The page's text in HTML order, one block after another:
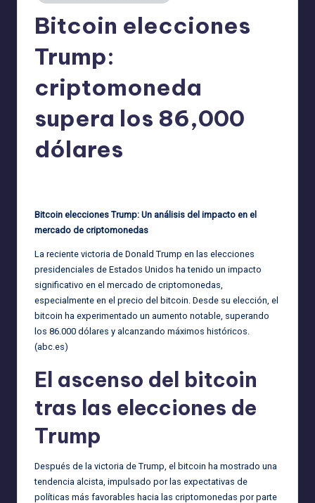
Bitcoin elecciones
Trump:
criptomoneda
supera los 86,000
dólares
Bitcoin elecciones Trump: Un análisis del impacto en el
mercado de criptomonedas
La reciente victoria de Donald Trump en las elecciones
presidenciales de Estados Unidos ha tenido un impacto
significativo en el mercado de criptomonedas,
especialmente en el precio del bitcoin. Desde su elección, el
bitcoin ha experimentado un aumento notable, superando
los 86.000 dólares y alcanzando máximos históricos.
(abc.es)
El ascenso del bitcoin
tras las elecciones de
Trump
Después de la victoria de Trump, el bitcoin ha mostrado una
tendencia alcista, impulsado por las expectativas de
políticas más favorables hacia las criptomonedas por parte